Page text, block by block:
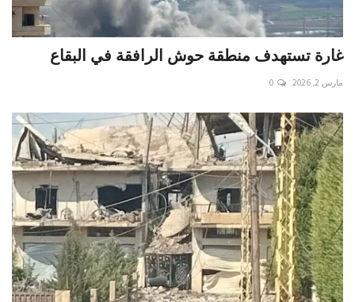
غارة تستهدف منطقة حوش الرافقة في البقاع
مارس 2, 2026 0